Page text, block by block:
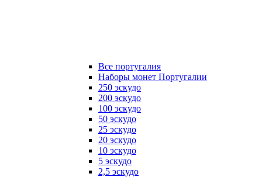
Все португалия
Наборы монет Португалии
250 эскудо
200 эскудо
100 эскудо
50 эскудо
25 эскудо
20 эскудо
10 эскудо
5 эскудо
2,5 эскудо